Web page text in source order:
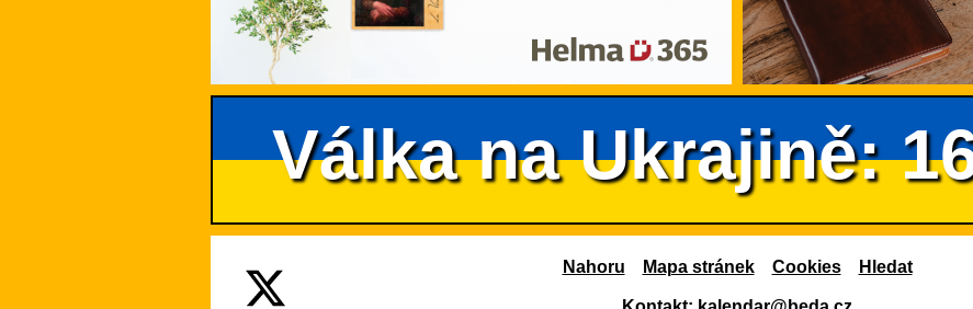
Válka na Ukrajině:
Nahoru Mapa stránek Cookies Hledat